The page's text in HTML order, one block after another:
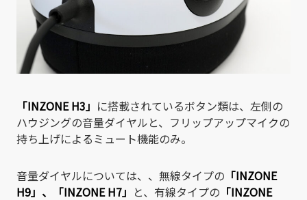
「INZONE H3」 に搭載されているボタン類は、左側の
ハウジングの音量ダイヤルと、フリップアップマイクの
持ち上げによるミュート機能のみ。
音量ダイヤルについては、、無線タイプの 「INZONE
H9」 、 「INZONE H7」 と、有線タイプの 「INZONE